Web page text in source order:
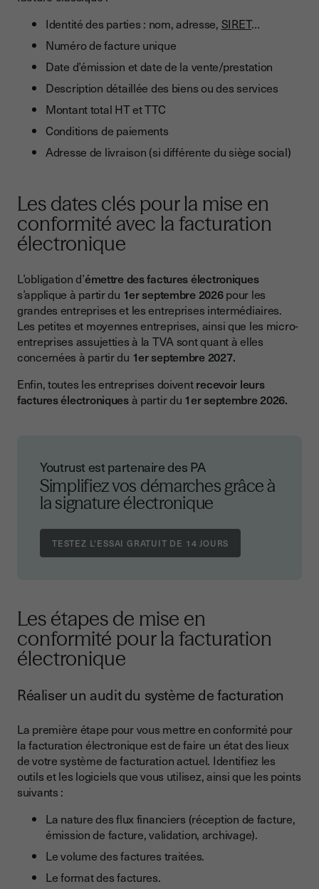
Identité des parties : nom, adresse, SIRET…
Numéro de facture unique
Date d’émission et date de la vente/prestation
Description détaillée des biens ou des services
Montant total HT et TTC
Conditions de paiements
Adresse de livraison (si différente du siège social)
Les dates clés pour la mise en
conformité avec la facturation
électronique
L’obligation d’émettre des factures électroniques
s’applique à partir du 1er septembre 2026pour les
grandes entreprises et les entreprises intermédiaires.
Les petites et moyennes entreprises, ainsi que les micro-
entreprises assujetties à la TVA sont quant à elles
concernées à partir du 1er septembre 2027.
Enfin, toutes les entreprises doiventrecevoir leurs
factures électroniquesà partir du 1er septembre 2026.
Youtrust est partenaire des PA
Simplifiez vos démarches grâce à
la signature électronique
Les étapes de mise en
conformité pour la facturation
électronique
Réaliser un audit du système de facturation
La première étape pour vous mettre en conformité pour
la facturation électronique est de faire un état des lieux
de votre système de facturation actuel. Identifiez les
outils et les logiciels que vous utilisez, ainsi que les points
suivants :
La nature des flux financiers (réception de facture,
émission de facture, validation, archivage).
Le volume des factures traitées.
Le format des factures.